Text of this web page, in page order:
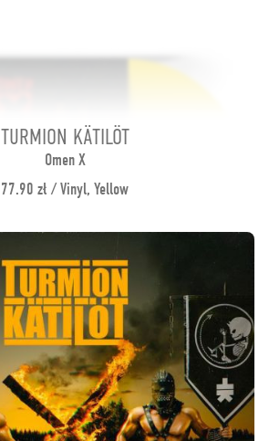
TURMION KÄTILÖT
Omen X
77.90 zł / Vinyl, Yellow